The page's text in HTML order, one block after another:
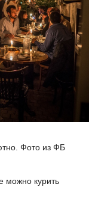
Фото из ФБ
можно курить